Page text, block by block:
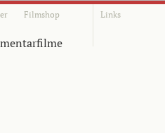
Filmshop Links